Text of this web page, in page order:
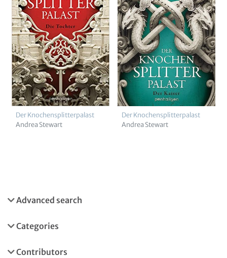
Der Knochensplitterpalast
Andrea Stewart
Der Knochensplitterpalast
Andrea Stewart
Advanced search
Categories
Contributors